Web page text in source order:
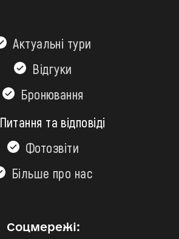
Актуальні тури
Відгуки
Бронювання
Питання та відповіді
Фотозвіти
Більшe про нас
Соцмережі: